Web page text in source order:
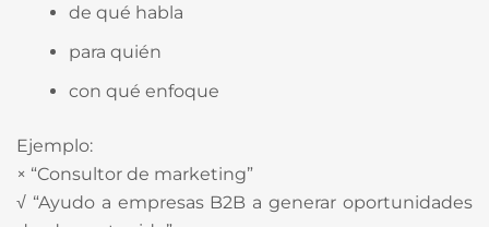
de qué habla
para quién
con qué enfoque
Ejemplo:
× “Consultor de marketing”
√ “Ayudo a empresas B2B a generar oportunidades